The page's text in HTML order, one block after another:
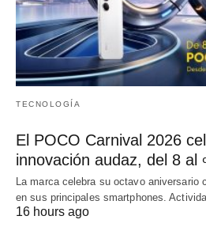
TECNOLOGÍA
El POCO Carnival 2026
innovación audaz, del 8 al
La marca celebra su octavo aniversario
en sus principales smartphones.
16 hours ago